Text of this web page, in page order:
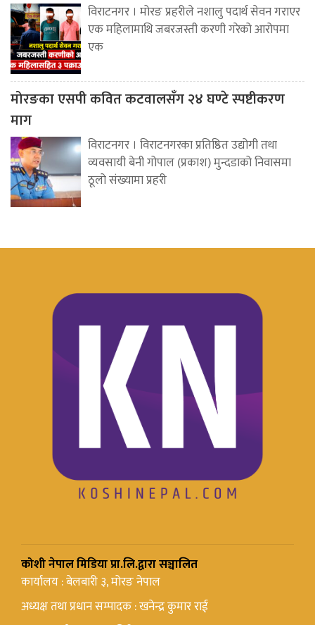
विराटनगर । मोरङ प्रहरीले नशालु पदार्थ सेवन गराएर
एक महिलामाथि जबरजस्ती करणी गरेको आरोपमा
एक
मोरङका एसपी कवित कटवालसँग २४ घण्टे स्पष्टीकरण
माग
विराटनगर । विराटनगरका प्रतिष्ठित उद्योगी तथा
व्यवसायी बेनी गोपाल (प्रकाश) मुन्दडाको निवासमा
ठूलो संख्यामा प्रहरी
कोशी नेपाल मिडिया प्रा.लि.द्वारा सञ्चालित
कार्यालय : बेलबारी ३, मोरङ नेपाल
अध्यक्ष तथा प्रधान सम्पादक : खनेन्द्र कुमार राई